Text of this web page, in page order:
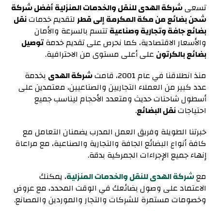
تسعىشركة الهدى للنقل والخدمات المنزلية أفضل شركة
شحن بضائع من مكة المكرمة إلى قطر لتقديم خدماتنقل
بضائع جافة وتجارية وصناعيةتتسم بالسرعة والأمان
والأسعار الاقتصادية، كما نحرص على تقديم خدمةتوصيل
بضائع بالكرتون على أعلى مستوى من الاحترافية.
منذ انطلاقنا في عام 2001، قامت
شركة الهدى بخدمة
عدد كبير من العملاء التجاريين والصناعيين، معتمدين على
أسطول شاحنات حديث ومتعدد الأحجام ليناسب جميع
احتياجاتنقل البضائع.
خبرتنا الطويلة وفريق العمل المدرب يضمنان التعامل مع
كافة أنواع البضائع الجافة والتجارية والصناعية، مع مراعاة
إنهاء جميع الإجراءات الجمركية بدقة.
معشركة الهدى للنقل والخدمات المنزلية، يمكنك
الاعتماد على وصول بضائعك في الوقت المحدد، مع عروض
وخصومات مستمرة للشركات والتجار والموردين والمصانع.